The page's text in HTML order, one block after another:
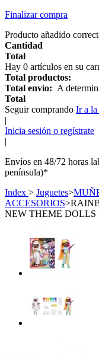
Finalizar compra
Producto añadido
Cantidad
Total
Hay 0 artículos en su
Total productos:
Total envío: A
Total
Seguir comprando Ir a la
|
Inicia sesión o regístrate
|
Envíos en 48/72 horas
península)*
Index > Juguetes>
ACCESORIOS>
NEW THEME DOLLS